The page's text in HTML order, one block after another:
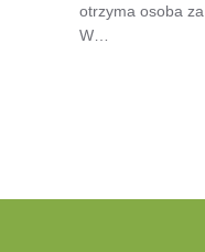
otrzyma osoba
W…